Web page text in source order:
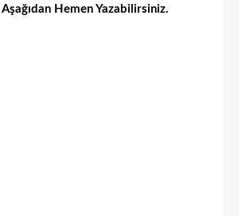
Aşağıdan Hemen Yazabilirsiniz.